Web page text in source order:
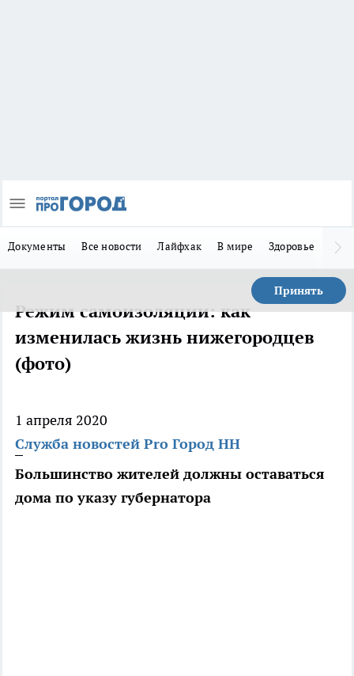
Документы Все новости Лайфхак В мире Здоровье
Принять
Режим самоизоляции: как
изменилась жизнь нижегородцев
(фото)
1 апреля 2020
Служба новостей Pro Город НН
Большинство жителей должны оставаться
дома по указу губернатора